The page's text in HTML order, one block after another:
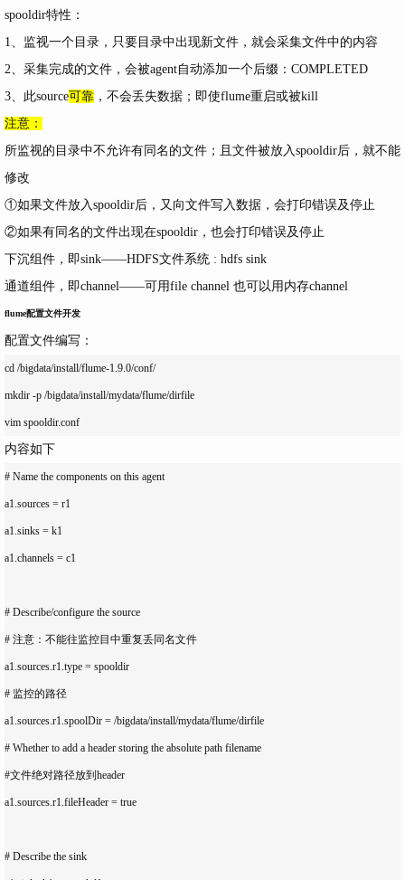
spooldir特性：
1、监视一个目录，只要目录中出现新文件，就会采集文件中的内容
2、采集完成的文件，会被agent自动添加一个后缀：COMPLETED
3、此source可靠 ，不会丢失数据；即使flume重启或被kill
注意：
所监视的目录中不允许有同名的文件；且文件被放入spooldir后，就不能
修改
①如果文件放入spooldir后，又向文件写入数据，会打印错误及停止
②如果有同名的文件出现在spooldir，也会打印错误及停止
下沉组件，即sink——HDFS文件系统 : hdfs sink
通道组件，即channel——可用file channel 也可以用内存channel
flume配置文件开发
配置文件编写：
cd /bigdata/install/flume-1.9.0/conf/
mkdir -p /bigdata/install/mydata/flume/dirfile
内容如下
# Name the components on this agent
a1.sources = r1
a1.sinks = k1
a1.channels = c1
# Describe/configure the source
# 注意：不能往监控目中重复丢同名文件
a1.sources.r1.type = spooldir
# 监控的路径
a1.sources.r1.spoolDir = /bigdata/install/mydata/flume/dirfile
# Whether to add a header storing the absolute path filename
#文件绝对路径放到header
a1.sources.r1.fileHeader = true
# Describe the sink